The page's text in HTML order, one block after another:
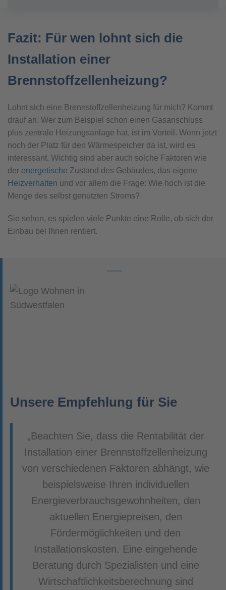
Fazit: Für wen lohnt sich die
Installation einer
Brennstoffzellenheizung?
Lohnt sich eine Brennstoffzellenheizung für mich? Kommt
drauf an. Wer zum Beispiel schon einen Gasanschluss
plus zentrale Heizungsanlage hat, ist im Vorteil. Wenn jetzt
noch der Platz für den Wärmespeicher da ist, wird es
interessant. Wichtig sind aber auch solche Faktoren wie
der energetische Zustand des Gebäudes, das eigene
Heizverhalten und vor allem die Frage: Wie hoch ist die
Menge des selbst genutzten Stroms?
Sie sehen, es spielen viele Punkte eine Rolle, ob sich der
Einbau bei Ihnen rentiert.
Unsere Empfehlung für Sie
„Beachten Sie, dass die Rentabilität der
Installation einer Brennstoffzellenheizung
von verschiedenen Faktoren abhängt, wie
beispielsweise Ihren individuellen
Energieverbrauchsgewohnheiten, den
aktuellen Energiepreisen, den
Fördermöglichkeiten und den
Installationskosten. Eine eingehende
Beratung durch Spezialisten und eine
Wirtschaftlichkeitsberechnung sind